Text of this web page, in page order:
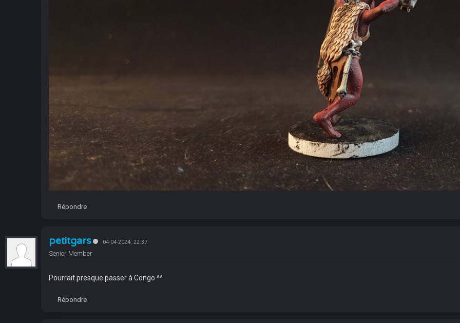
Répondre
petitgars 04-04-2024, 22:37
Senior Member
Pourrait presque passer à Congo ^^
Répondre